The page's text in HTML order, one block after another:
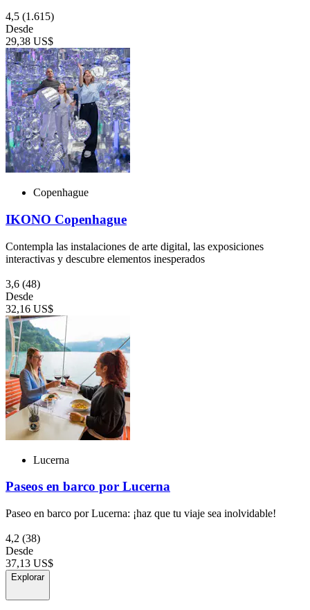
4,5 (1.615)
Desde
29,38 US$
Copenhague
IKONO Copenhague
Contempla las instalaciones de arte digital, las exposiciones
interactivas y descubre elementos inesperados
3,6 (48)
Desde
32,16 US$
Lucerna
Paseos en barco por Lucerna
Paseo en barco por Lucerna: ¡haz que tu viaje sea inolvidable!
4,2 (38)
Desde
37,13 US$
Explorar